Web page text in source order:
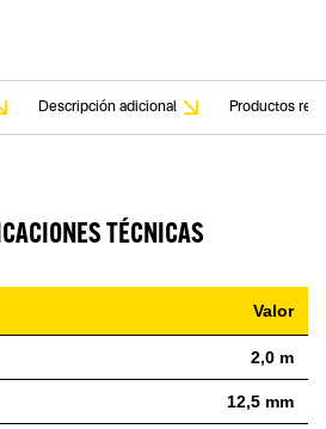
Descripción adicional Productos
TÉCNICAS
Valor
2,0 m
12,5 mm